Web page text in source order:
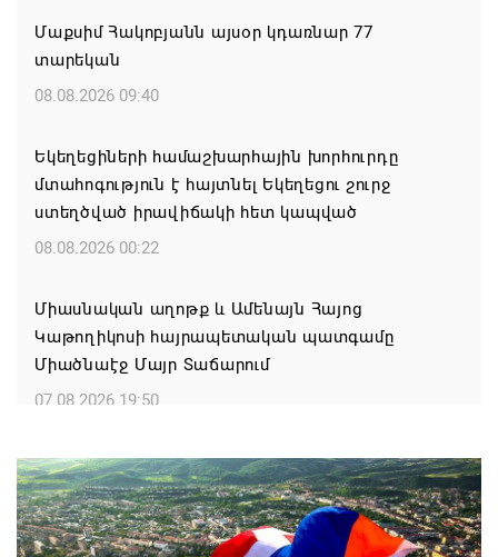
Մաքսիմ Հակոբյանն այսօր կդառնար 77
տարեկան
08.08.2026 09:40
Եկեղեցիների համաշխարհային խորհուրդը
մտահոգություն է հայտնել Եկեղեցու շուրջ
ստեղծված իրավիճակի հետ կապված
08.08.2026 00:22
Միասնական աղոթք և Ամենայն Հայոց
Կաթողիկոսի հայրապետական պատգամը
Միածնաէջ Մայր Տաճարում
07.08.2026 19:50
Ժամանակակից Բելառուսին պակասում է այն
կառավարման համակարգը, որը կար խորհրդային
ժամանակներում, հայտարարել է Ալեքսանդր
Լուկաշենկոն